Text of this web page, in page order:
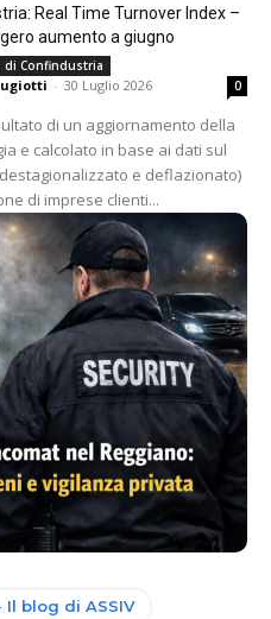
Real Time Turnover Index –
aumento a giugno
di Confindustria
- 30 Luglio 2026 0
di un aggiornamento della
e calcolato in base ai dati sul
e deflazionato)
di imprese clienti...
blog di ASSIV